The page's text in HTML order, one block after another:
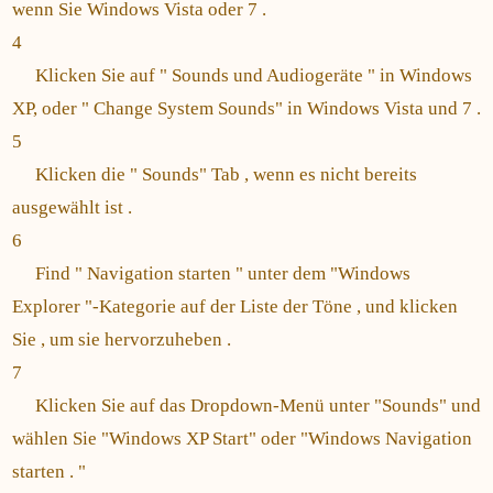
wenn Sie Windows Vista oder 7 .
4
Klicken Sie auf " Sounds und Audiogeräte " in Windows
XP, oder " Change System Sounds" in Windows Vista und 7 .
5
Klicken die " Sounds" Tab , wenn es nicht bereits
ausgewählt ist .
6
Find " Navigation starten " unter dem "Windows
Explorer "-Kategorie auf der Liste der Töne , und klicken
Sie , um sie hervorzuheben .
7
Klicken Sie auf das Dropdown-Menü unter "Sounds" und
wählen Sie "Windows XP Start" oder "Windows Navigation
starten . "